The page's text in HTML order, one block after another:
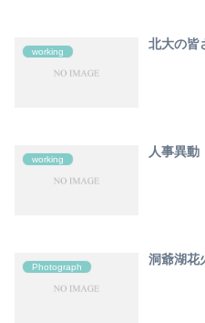
working
北大の皆
working
人事異動
Photograph
洞爺湖花